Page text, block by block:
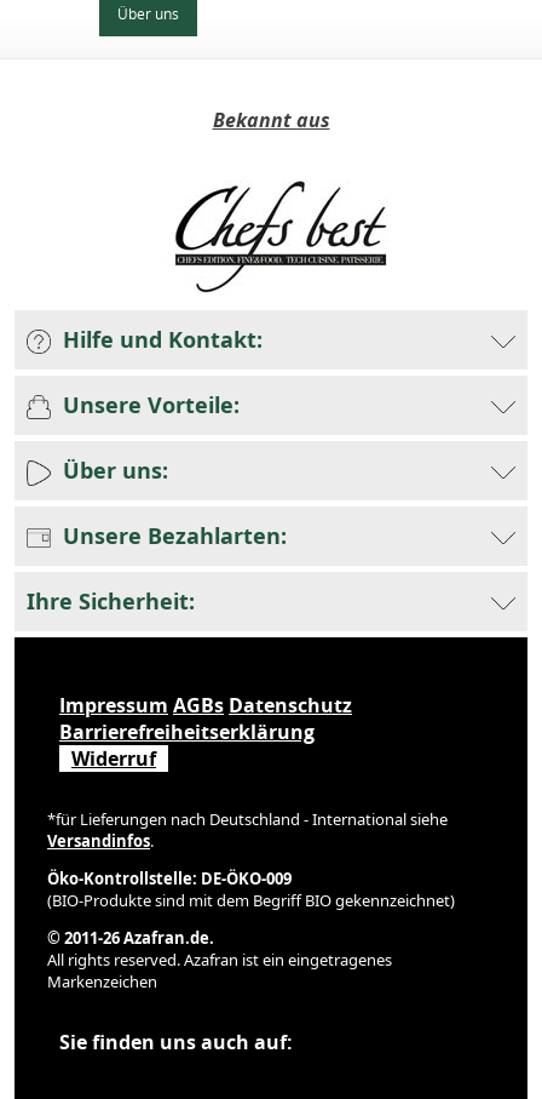
Über uns
Bekannt aus
Hilfe und Kontakt:
Unsere Vorteile:
Über uns:
Unsere Bezahlarten:
Ihre Sicherheit:
Impressum AGBs Datenschutz
Barrierefreiheitserklärung
Widerruf
*für Lieferungen nach Deutschland - International siehe
Versandinfos.
Öko-Kontrollstelle: DE-ÖKO-009
(BIO-Produkte sind mit dem Begriff BIO gekennzeichnet)
© 2011-26 Azafran.de.
All rights reserved. Azafran ist ein eingetragenes
Markenzeichen
Sie finden uns auch auf: